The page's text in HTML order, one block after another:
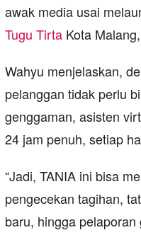
awak media usai
Tugu Tirta Kota
Wahyu menjelaskan,
pelanggan tidak perlu
genggaman, asisten
24 jam penuh, setiap
“Jadi, TANIA ini bisa
pengecekan tagihan,
baru, hingga